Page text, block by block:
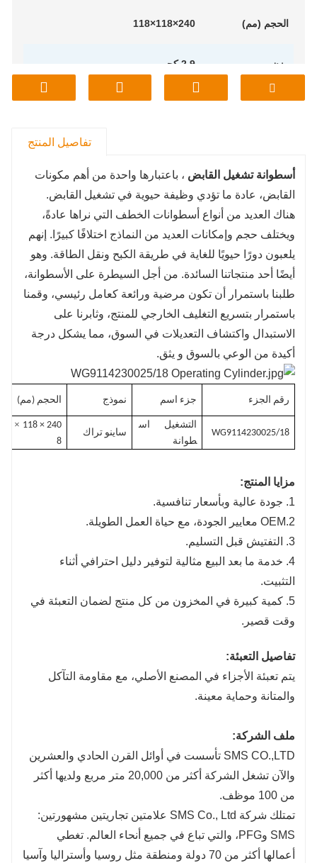
الحجم (مم) 240×118×118
وزن 2.9 كجم
م نموذج ساينو تراك
تفاصيل المنتج
أسطوانة تشغيل القابض ، باعتبارها واحدة من أهم مكونات
القابض، عادة ما تؤدي وظيفة حيوية في تشغيل القابض.
هناك العديد من أنواع أسطوانات الخطف التي نراها عادةً،
ويختلف حجم وإمكانات العديد من النماذج اختلافًا كبيرًا. إنهم
يلعبون دورًا حيويًا للغاية في طريقة الكبح ونقل الطاقة. وهو
أيضًا أحد منتجاتنا السائدة. من أجل السيطرة على الأسطوانة،
طلبنا باستمرار أن تكون مرضية ورائعة كعامل رئيسي، وقمنا
باستمرار بتسريع التغليف الخارجي للمنتج، وثابرنا على
الاستبدال واكتشاف التعديلات في السوق، مما يشكل درجة
أكيدة من الوعي بالسوق و يثق.
رقم الجزء جزء اسم نموذج الحجم (مم)
WG9114230025/18
التشغيل
اس
طوانة
ساينو تراك
240 × 118
×
8
مزايا المنتج:
1. جودة عالية وبأسعار تنافسية.
2.OEM معايير الجودة، مع حياة العمل الطويلة.
3. التفتيش قبل التسليم.
4. خدمة ما بعد البيع مثالية لتوفير دليل احترافي أثناء
التثبيت.
5. كمية كبيرة في المخزون من كل منتج لضمان التعبئة في
وقت قصير.
تفاصيل التعبئة:
يتم تعبئة الأجزاء في المصنع الأصلي، مع مقاومة التآكل
والمتانة وحماية معينة.
ملف الشركة:
SMS CO.,LTD تأسست في أوائل القرن الحادي والعشرين
والآن تشغل الشركة أكثر من 20,000 متر مربع ولديها أكثر
من 100 موظف.
تمتلك شركة SMS Co., Ltd علامتين تجاريتين مشهورتين:
SMS وPFG، والتي تباع في جميع أنحاء العالم. تغطي
أعمالها أكثر من 70 دولة ومنطقة مثل روسيا وأستراليا وآسيا